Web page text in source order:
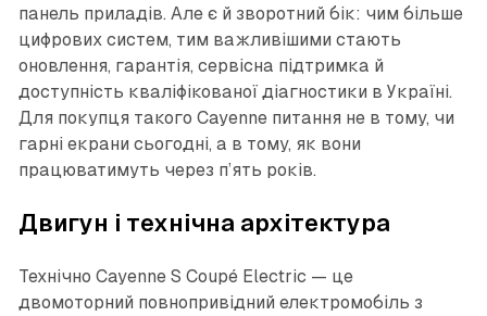
панель приладів. Але є й зворотний бік: чим більше
цифрових систем, тим важливішими стають
оновлення, гарантія, сервісна підтримка й
доступність кваліфікованої діагностики в Україні.
Для покупця такого Cayenne питання не в тому, чи
гарні екрани сьогодні, а в тому, як вони
працюватимуть через п’ять років.
Двигун і технічна архітектура
Технічно Cayenne S Coupé Electric — це
двомоторний повнопривідний електромобіль з